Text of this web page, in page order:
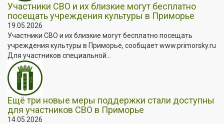
Участники СВО и их близкие могут бесплатно
посещать учреждения культуры в Приморье
19.05.2026
Участники СВО и их близкие могут бесплатно посещать
учреждения культуры в Приморье, сообщает www.primorsky.ru
Для участников специальной...
Ещё три новые меры поддержки стали доступны
для участников СВО в Приморье
14.05.2026